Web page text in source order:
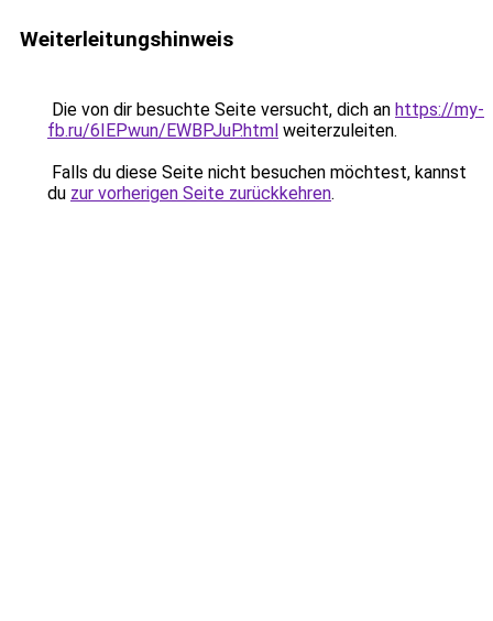
Weiterleitungshinweis
Die von dir besuchte Seite versucht, dich an https://my-
fb.ru/6IEPwun/EWBPJuP.html weiterzuleiten.
Falls du diese Seite nicht besuchen möchtest, kannst
du zur vorherigen Seite zurückkehren.